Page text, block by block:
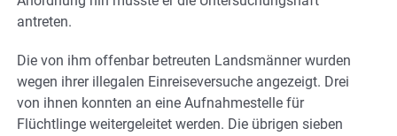
antreten.
Die von ihm offenbar betreuten Landsmänner wurden
wegen ihrer illegalen Einreiseversuche angezeigt. Drei
von ihnen konnten an eine Aufnahmestelle für
Flüchtlinge weitergeleitet werden. Die übrigen sieben